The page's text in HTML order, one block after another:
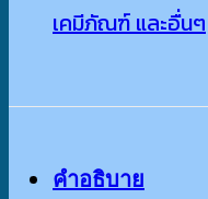
เคมีภัณฑ์ และอื่นๆ
คำอธิบาย